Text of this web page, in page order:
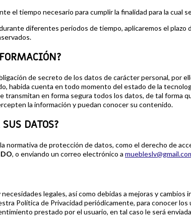
el tiempo necesario para cumplir la finalidad para la cual
diferentes periodos de tiempo, aplicaremos el plazo
de secreto de los datos de carácter personal, por
habida cuenta en todo momento del estado de la
en forma segura todos los datos, de tal forma
la información y puedan conocer su contenido.
DATOS?
de protección de datos, como el derecho de
, o enviando un correo electrónico a
legales, así como debidas a mejoras y cambios
Política de Privacidad periódicamente, para conocer los
prestado por el usuario, en tal caso le será